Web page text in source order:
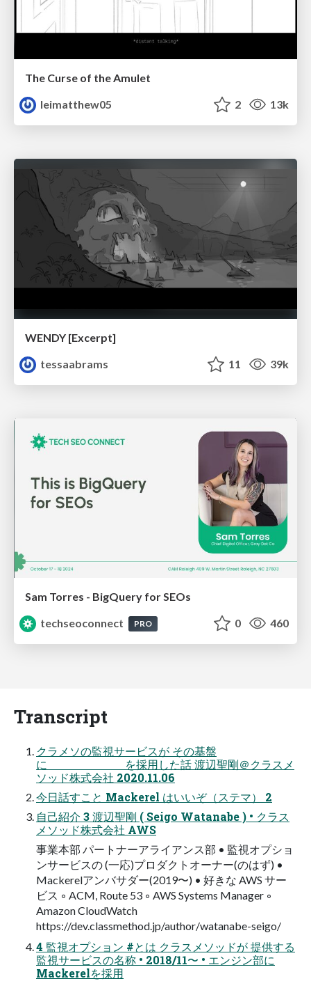
The Curse of the Amulet
leimatthew05
2 13k
WENDY [Excerpt]
tessaabrams
11 39k
Sam Torres - BigQuery for SEOs
techseoconnect
PRO 0 460
Transcript
クラメソの監視サービスが その基盤
に を採用した話 渡辺聖剛＠クラスメ
ソッド株式会社 2020.11.06
今日話すこと Mackerel はいいぞ（ステマ） 2
自己紹介 3 渡辺聖剛 ( Seigo Watanabe ) • クラス
メソッド株式会社 AWS
事業本部 パートナーアライアンス部 • 監視オプショ
ンサービスの (一応)プロダクトオーナー(のはず) •
Mackerelアンバサダー(2019〜) • 好きな AWS サー
ビス ◦ ACM, Route 53 ◦ AWS Systems Manager ◦
Amazon CloudWatch
https://dev.classmethod.jp/author/watanabe-seigo/
4 監視オプション #とは クラスメソッドが 提供する
監視サービスの名称 • 2018/11〜 • エンジン部に
Mackerelを採用